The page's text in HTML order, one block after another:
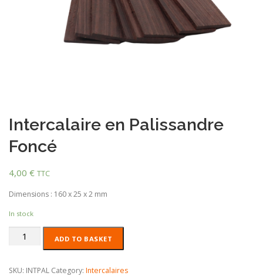
Intercalaire en Palissandre
Foncé
4,00 € TTC
Dimensions : 160 x 25 x 2 mm
In stock
Intercalaire
Foncé
ADD TO BASKET
SKU: INTPAL Category: Intercalaires